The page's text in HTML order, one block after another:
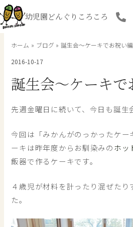
内
容
を
幼児園どんぐりころころ
ホーム ブログ
誕生会～ケーキでお祝い
2016-10-17
誕生会～ケーキで
先週金曜日に続いて、今日も誕生
今回は「みかんがのっかったケー
ーキは昨年度からお馴染みのホッ
飯器で作るケーキです。
４歳児が材料を計ったり混ぜたり
た。